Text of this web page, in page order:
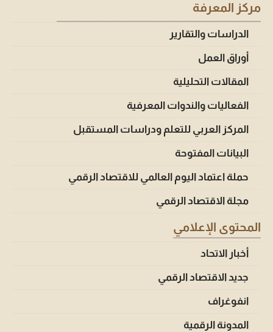
مركز المعرفة
الدراسات والتقارير
أوراق العمل
المقالات التحليلية
الفعاليات والندوات المعرفية
المركز العربي للتعلم ودراسات المستقبل
البيانات المفتوحة
حملة اعتماد اليوم العالمي للاقتصاد الرقمي
مجلة الاقتصاد الرقمي
المحتوى الإعلامي
أخبار الاتحاد
جديد الاقتصاد الرقمي
انفوغراف
المدونة الرقمية